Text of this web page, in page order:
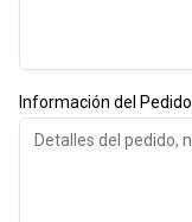
Información del Pedido